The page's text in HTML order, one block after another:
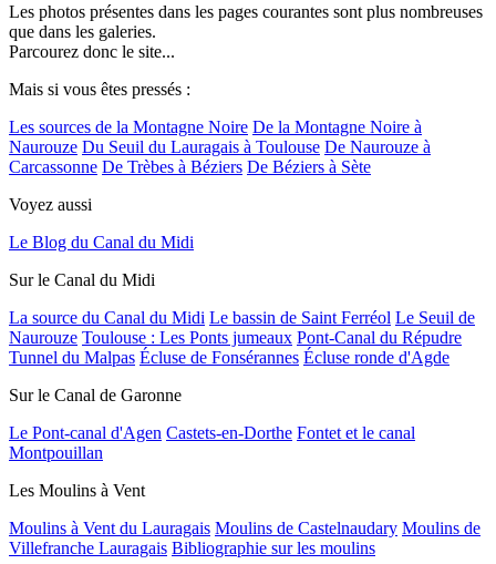
Les photos présentes dans les pages courantes sont plus nombreuses
que dans les galeries.
Parcourez donc le site...
Mais si vous êtes pressés :
Les sources de la Montagne Noire De la Montagne Noire à
Naurouze Du Seuil du Lauragais à Toulouse De Naurouze à
Carcassonne De Trèbes à Béziers De Béziers à Sète
Voyez aussi
Le Blog du Canal du Midi
Sur le Canal du Midi
La source du Canal du Midi Le bassin de Saint Ferréol Le Seuil de
Naurouze Toulouse : Les Ponts jumeaux Pont-Canal du Répudre
Tunnel du Malpas Écluse de Fonsérannes Écluse ronde d'Agde
Sur le Canal de Garonne
Le Pont-canal d'Agen Castets-en-Dorthe Fontet et le canal
Montpouillan
Les Moulins à Vent
Moulins à Vent du Lauragais Moulins de Castelnaudary Moulins de
Villefranche Lauragais Bibliographie sur les moulins